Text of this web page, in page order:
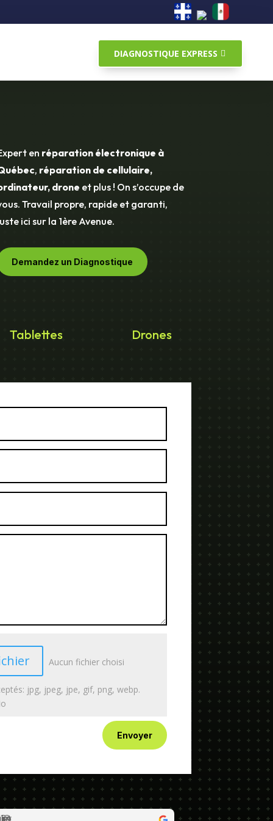
DIAGNOSTIQUE EXPRESS
en réparation électronique à
, réparation de cellulaire,
drone et plus ! On s’occupe de
Travail propre, rapide et garanti,
ici sur la 1ère Avenue.
Demandez un Diagnostique
Tablettes Drones
Aucun fichier choisi
jpg, jpeg, jpe, gif, png, webp.
Envoyer